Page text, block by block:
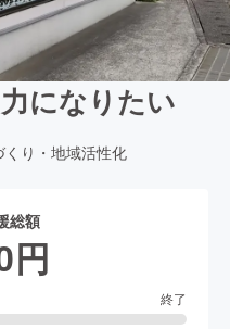
になりたい
くり・地域活性化
総額
円
終了